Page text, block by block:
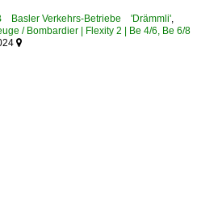
Basler Verkehrs-Betriebe 'Drämmli',
/ Bombardier | Flexity 2 | Be 4/6, Be 6/8
